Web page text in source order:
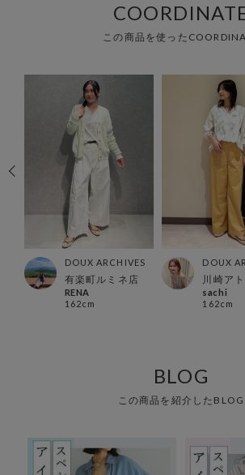
この商品を使った
DOUX ARCHIVES
有楽町ルミネ店
RENA
162cm
DOUX
川崎ア
sachi
162cm
BLOG
この商品を紹介したBLOG